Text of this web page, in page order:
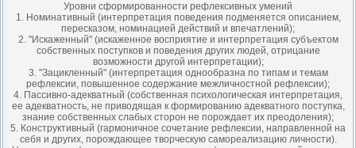
Уровни сформированности рефлексивных умений
1. Номинативный (интерпретация поведения подменяется описанием,
пересказом, номинацией действий и впечатлений);
2. "Искаженный" (искаженное восприятие и интерпретация субъектом
собственных поступков и поведения других людей, отрицание
возможности другой интерпретации);
3. "Зацикленный" (интерпретация однообразна по типам и темам
рефлексии, повышенное содержание межличностной рефлексии);
4. Пассивно-адекватный (собственная психологическая интерпретация,
ее адекватность, не приводящая к формированию адекватного поступка,
знание собственных слабых сторон не порождает их преодоления);
5. Конструктивный (гармоничное сочетание рефлексии, направленной на
себя и других, порождающее творческую самореализацию личности).